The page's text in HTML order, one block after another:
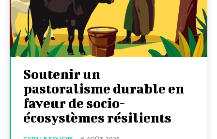
Soutenir un
pastoralisme durable en
faveur de socio-
écosystèmes résilients